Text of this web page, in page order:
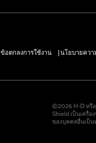
ข้อตกลงการใช้งาน
นโยบายควา
©2026 H-D หรือ
Shield เป็นเครื่อ
ของบุคคลอื่นเป็น